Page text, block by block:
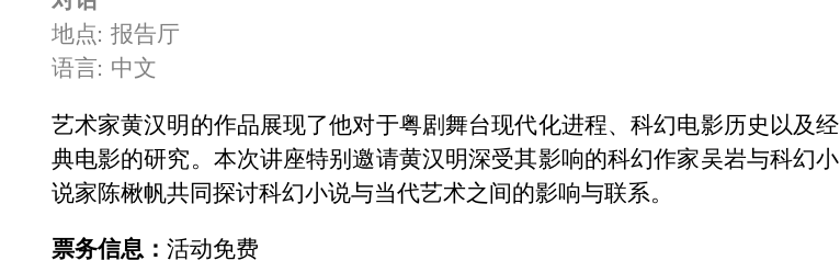
地点: 报告厅
语言: 中文
艺术家黄汉明的作品展现了他对于粤剧舞台现代化进程、科幻电影历史以及经
典电影的研究。本次讲座特别邀请黄汉明深受其影响的科幻作家吴岩与科幻小
说家陈楸帆共同探讨科幻小说与当代艺术之间的影响与联系。
票务信息： 活动免费